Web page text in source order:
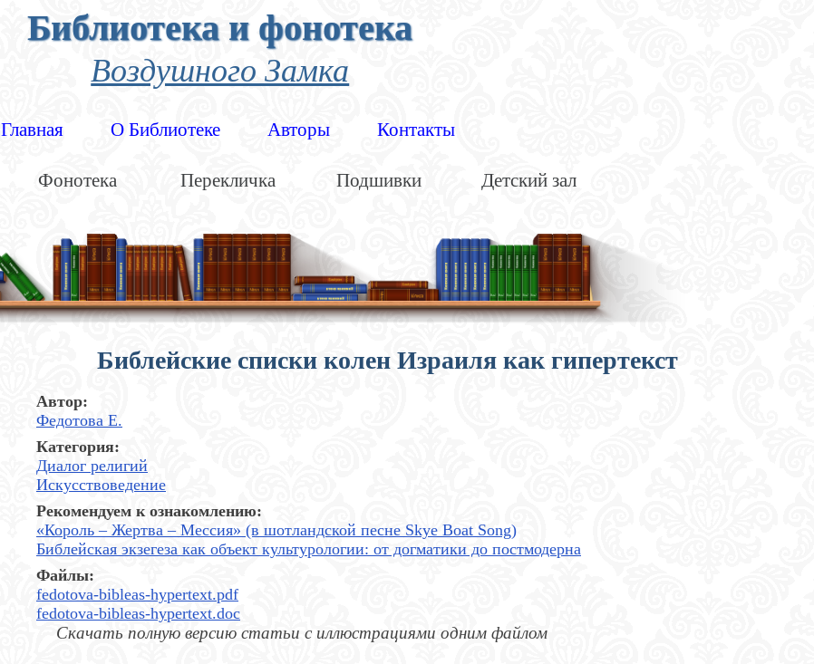
Библиотека и фонотека
Воздушного Замка
Главная О Библиотеке Авторы Контакты
Фонотека Перекличка Подшивки Детский зал
Библейские списки колен Израиля как гипертекст
Автор:
Федотова Е.
Категория:
Диалог религий
Искусствоведение
Рекомендуем к ознакомлению:
«Король – Жертва – Мессия» (в шотландской песне Skye Boat Song)
Библейская экзегеза как объект культурологии: от догматики до постмодерна
Файлы:
fedotova-bibleas-hypertext.pdf
fedotova-bibleas-hypertext.doc
Скачать полную версию статьи с иллюстрациями одним файлом